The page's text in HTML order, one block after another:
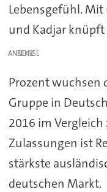
Lebensgefühl.
und Kadjar knüpft
ANZEIGE
Prozent wuchsen
Gruppe in
2016 im
Zulassungen ist
stärkste
deutschen Markt.